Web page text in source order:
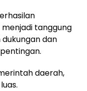
tanggung
dan
daerah,